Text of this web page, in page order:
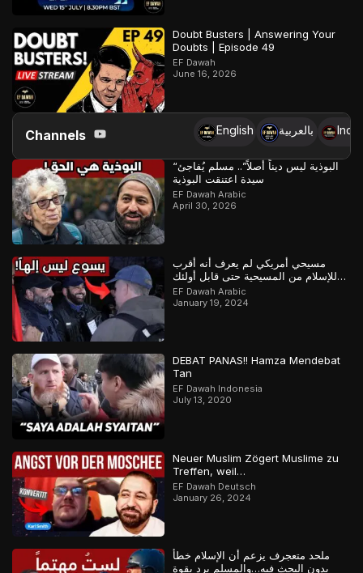
Doubt Busters | Answering Your
Doubts | Episode 49
EF Dawah
June 16, 2026
Channels English بالعربية
“البوذية ليس ديناً أصلاً”.. مسلم يُفاجئ
سيدة اعتنقت البوذية
EF Dawah Arabic
April 30, 2026
مسيحي أمريكي لم يعرف أنه أقرب
للإسلام من المسيحية حتى قابل أولئك
المسلمين
EF Dawah Arabic
January 19, 2024
DEBAT PANAS!! Hamza Mendebat
Tan
EF Dawah Indonesia
July 13, 2020
Neuer Muslim Zögert Muslime zu
Treffen, weil…
EF Dawah Deutsch
January 26, 2024
ملحد متعجرف يزعم أن الإسلام خطأ
بدون البحث فيه…والمسلم يرد بقوة